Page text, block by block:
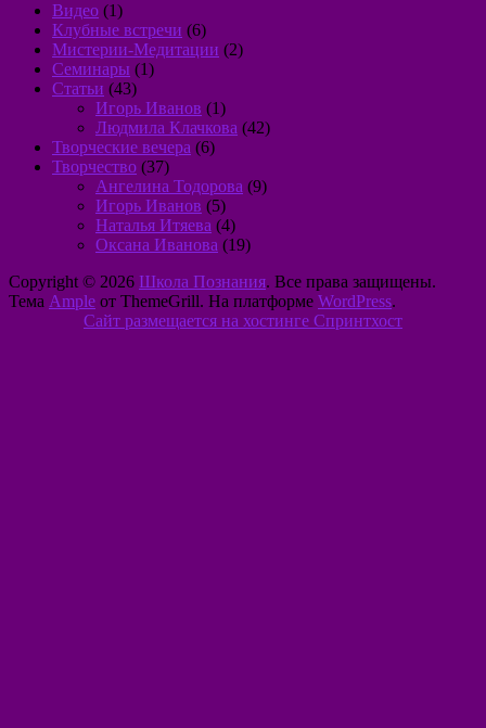
Видео (1)
Клубные встречи (6)
Мистерии-Медитации (2)
Семинары (1)
Статьи (43)
Игорь Иванов (1)
Людмила Клачкова (42)
Творческие вечера (6)
Творчество (37)
Ангелина Тодорова (9)
Игорь Иванов (5)
Наталья Итяева (4)
Оксана Иванова (19)
Copyright © 2026 Школа Познания. Все права защищены.
Тема Ample от ThemeGrill. На платформе WordPress.
Сайт размещается на хостинге Спринтхост